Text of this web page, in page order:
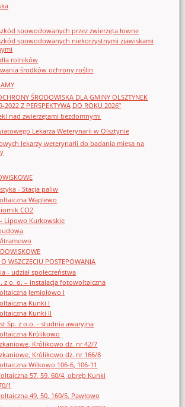
spowodowanych przez zwierzęta łowne
spowodowanych niekorzystnymi zjawiskami
rolników
środków ochrony roślin
ŚRODOWISKA DLA GMINY OLSZTYNEK
2022 Z PERSPEKTYWĄ DO ROKU 2026”
nad zwierzętami bezdomnymi
Lekarza Weterynarii w Olsztynie
lekarzy weterynarii do badania mięsa na
- Stacja paliw
Waplewo
CO2
Lipowo Kurkowskie
WSZCZĘCIU POSTĘPOWANIA
- udział społeczeństwa
z o. o. – instalacja fotowoltaiczna
Jemiołowo I
Kunki I
Kunki II
Sp. z o.o. - studnia awaryjna
Królikowo
Królikowo dz. nr 42/7
Królikowo dz. nr 166/8
Wilkowo 106-6, 106-11
57, 59, 60/4, obręb Kunki
1
49, 50, 160/5, Pawłowo